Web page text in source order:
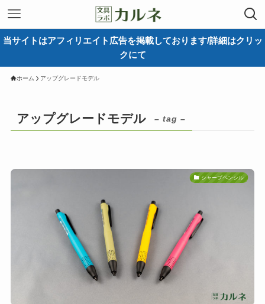
当サイトはアフィリエイト広告を掲載しております/詳細はクリッ
クにて
ホーム アップグレードモデル
アップグレードモデル – tag –
シャープペンシル